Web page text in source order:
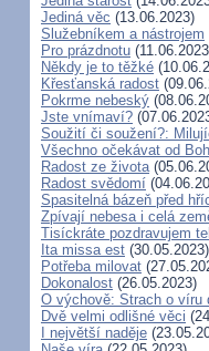
Jediná věc (13.06.2023)
Služebníkem a nástrojem
Pro prázdnotu
Někdy je to těžké
Křesťanská radost
Pokrme nebeský
Jste vnímaví?
Soužití či soužení?:
Všechno očekávat od
Radost ze života
Radost svědomí
Spasitelná bázeň před
Zpívají nebesa i celá
Tisíckráte pozdravujem
Ita missa est (30.05.2023)
Potřeba milovat
Dokonalost (26.05.2023)
O výchově: Strach o víru
Dvě velmi odlišné věci
I největší naděje